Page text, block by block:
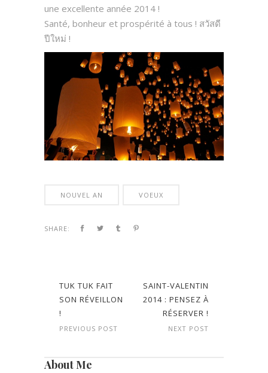
une excellente année 2014 !
Santé, bonheur et prospérité à tous ! สวัสดี
ปีใหม่ !
NOUVEL AN VOEUX
SHARE:
TUK TUK FAIT
SON RÉVEILLON
!
PREVIOUS POST
SAINT-VALENTIN
2014 : PENSEZ À
RÉSERVER !
NEXT POST
About Me